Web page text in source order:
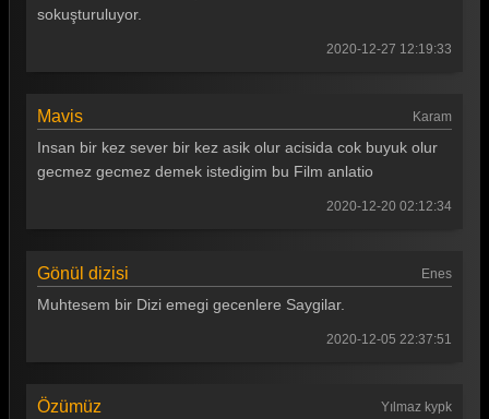
sokuşturuluyor.
2020-12-27 12:19:33
Mavis Karam
Insan bir kez sever bir kez asik olur acisida cok buyuk olur
gecmez gecmez demek istedigim bu Film anlatio
2020-12-20 02:12:34
Gönül dizisi Enes
Muhtesem bir Dizi emegi gecenlere Saygilar.
2020-12-05 22:37:51
Özümüz Yılmaz kypk